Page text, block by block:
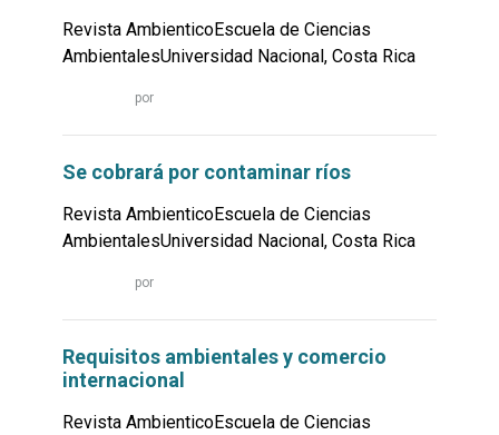
Revista AmbienticoEscuela de Ciencias
AmbientalesUniversidad Nacional, Costa Rica
por
Se cobrará por contaminar ríos
Revista AmbienticoEscuela de Ciencias
AmbientalesUniversidad Nacional, Costa Rica
por
Requisitos ambientales y comercio
internacional
Revista AmbienticoEscuela de Ciencias